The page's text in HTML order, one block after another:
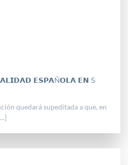
𝗘𝗦𝗣𝗔Ñ𝗢𝗟𝗔 𝗘𝗡 5
quedará supeditada a que, en